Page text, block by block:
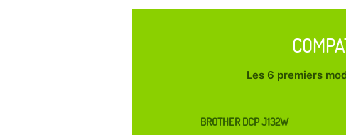
Les 6 premiers
BROTHER DCP J132W